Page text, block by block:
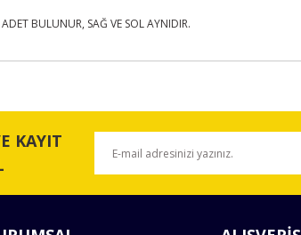
BULUNUR, SAĞ VE SOL AYNIDIR.
için teşekkür ederiz.
resmi kalitesiz, bozuk veya görüntülenemiyor.
KAYIT